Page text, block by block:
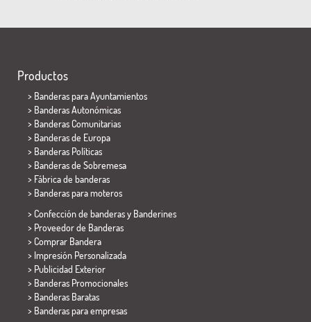
Productos
> Banderas para Ayuntamientos
> Banderas Autonómicas
> Banderas Comunitarias
> Banderas de Europa
> Banderas Políticas
> Banderas de Sobremesa
> Fábrica de banderas
> Banderas para moteros
> Confección de banderas y Banderines
> Proveedor de Banderas
> Comprar Bandera
> Impresión Personalizada
> Publicidad Exterior
> Banderas Promocionales
> Banderas Baratas
> Banderas para empresas